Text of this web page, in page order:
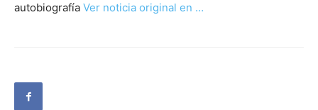
autobiografía Ver noticia original en …